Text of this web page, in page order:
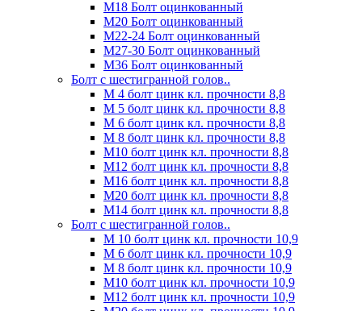
М18 Болт оцинкованный
М20 Болт оцинкованный
М22-24 Болт оцинкованный
М27-30 Болт оцинкованный
М36 Болт оцинкованный
Болт с шестигранной голов..
М 4 болт цинк кл. прочности 8,8
М 5 болт цинк кл. прочности 8,8
М 6 болт цинк кл. прочности 8,8
М 8 болт цинк кл. прочности 8,8
М10 болт цинк кл. прочности 8,8
М12 болт цинк кл. прочности 8,8
М16 болт цинк кл. прочности 8,8
М20 болт цинк кл. прочности 8,8
М14 болт цинк кл. прочности 8,8
Болт с шестигранной голов..
М 10 болт цинк кл. прочности 10,9
М 6 болт цинк кл. прочности 10,9
М 8 болт цинк кл. прочности 10,9
М10 болт цинк кл. прочности 10,9
М12 болт цинк кл. прочности 10,9